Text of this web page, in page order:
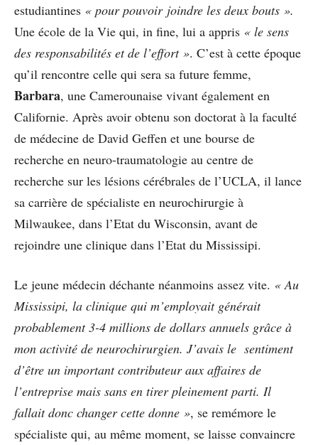
estudiantines « pour pouvoir joindre les deux bouts ».
Une école de la Vie qui, in fine, lui a appris « le sens
des responsabilités et de l’effort ». C’est à cette époque
qu’il rencontre celle qui sera sa future femme,
Barbara, une Camerounaise vivant également en
Californie. Après avoir obtenu son doctorat à la faculté
de médecine de David Geffen et une bourse de
recherche en neuro-traumatologie au centre de
recherche sur les lésions cérébrales de l’UCLA, il lance
sa carrière de spécialiste en neurochirurgie à
Milwaukee, dans l’Etat du Wisconsin, avant de
rejoindre une clinique dans l’Etat du Mississipi.
Le jeune médecin déchante néanmoins assez vite. « Au
Mississipi, la clinique qui m’employait générait
probablement 3-4 millions de dollars annuels grâce à
mon activité de neurochirurgien. J’avais le sentiment
d’être un important contributeur aux affaires de
l’entreprise mais sans en tirer pleinement parti. Il
fallait donc changer cette donne », se remémore le
spécialiste qui, au même moment, se laisse convaincre